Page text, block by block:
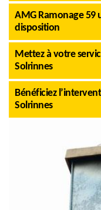
AMG Ramonage 59
disposition
Mettez à votre
Solrinnes
Bénéficiez
Solrinnes